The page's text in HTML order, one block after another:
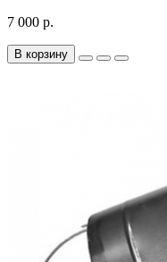
7 000 р.
В корзину